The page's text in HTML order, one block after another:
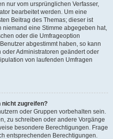
nur vom ursprünglichen Verfasser,
bearbeitet werden. Um eine
Beitrag des Themas; dieser ist
niemand eine Stimme abgegeben hat,
oder die Umfrageoption
abgestimmt haben, so kann
Administratoren geändert oder
von laufenden Umfragen
nicht zugreifen?
oder Gruppen vorbehalten sein.
zu schreiben oder andere Vorgänge
besondere Berechtigungen. Frage
entsprechenden Berechtigungen.